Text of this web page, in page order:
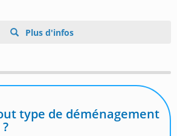
Plus d'infos
type de déménagement